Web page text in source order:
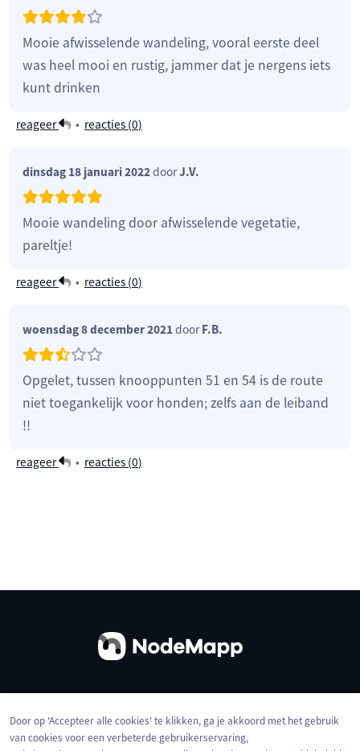
Mooie afwisselende wandeling, vooral eerste deel
was heel mooi en rustig, jammer dat je nergens iets
kunt drinken
reageer • reacties (0)
dinsdag 18 januari 2022doorJ.V.
Mooie wandeling door afwisselende vegetatie,
pareltje!
reageer • reacties (0)
woensdag 8 december 2021doorF.B.
Opgelet, tussen knooppunten 51 en 54 is de route
niet toegankelijk voor honden; zelfs aan de leiband
!!
reageer • reacties (0)
Privacybeleid Cookies
Door op 'Accepteer alle cookies' te klikken, ga je akkoord met het gebruik
van cookies voor een verbeterde gebruikerservaring,